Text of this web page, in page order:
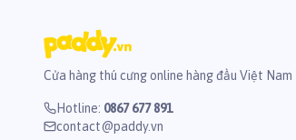
Cửa hàng thú cưng online hàng đầu Việt Nam
Hotline: 0867 677 891
contact@paddy.vn